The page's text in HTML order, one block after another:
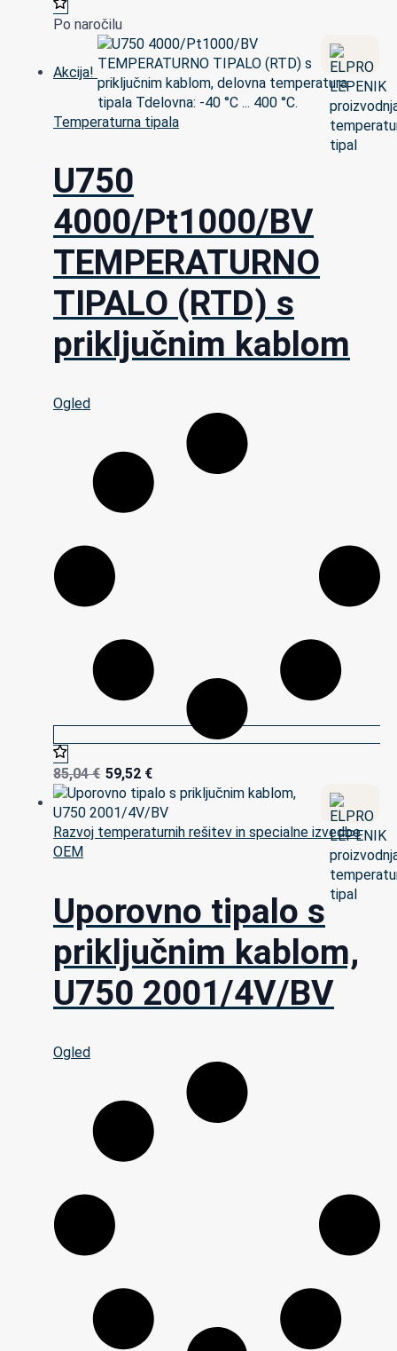
Po naročilu
Akcija!
Temperaturna tipala
U750
4000/Pt1000/BV
TEMPERATURNO
TIPALO (RTD) s
priključnim kablom
Ogled
85,04€ 59,52 €
Razvoj temperaturnih rešitev in specialne izvedbe
OEM
Uporovno tipalo s
priključnim kablom,
U750 2001/4V/BV
Ogled